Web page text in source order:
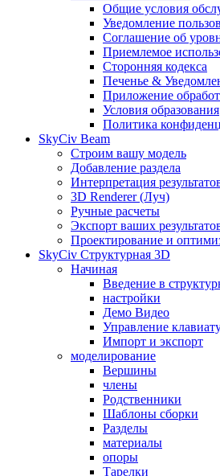
Общие условия
Уведомление
Соглашение об
Приемлемое
Сторонняя кодекса
Печенье &
Приложение
Условия образования
Политика
SkyCiv Beam
Строим вашу модель
Добавление раздела
Интерпретация
3D Renderer (Луч)
Ручные расчеты
Экспорт ваших
Проектирование и
SkyCiv Структурная 3D
Начиная
Введение в
настройки
Демо Видео
Управление
Импорт и экспорт
моделирование
Вершины
члены
Родственники
Шаблоны сборки
Разделы
материалы
опоры
Тарелки